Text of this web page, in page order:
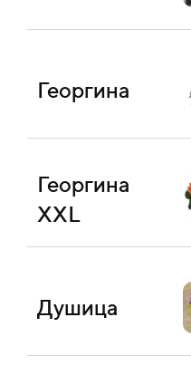
Георгина
Георгина
XXL
Душица